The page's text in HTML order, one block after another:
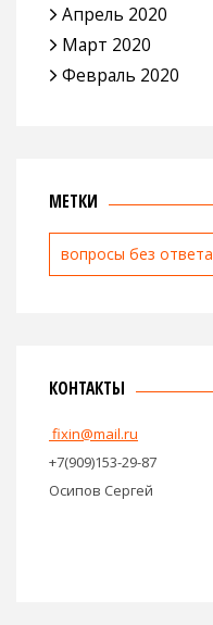
Апрель 2020
Март 2020
Февраль 2020
МЕТКИ
вопросы без ответа
КОНТАКТЫ
fixin@mail.ru
+7(909)153-29-87
Осипов Сергей